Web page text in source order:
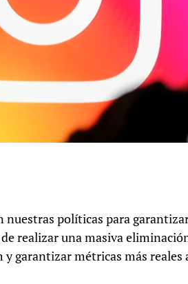
nuestras políticas para
realizar una masiva
garantizar métricas más reales